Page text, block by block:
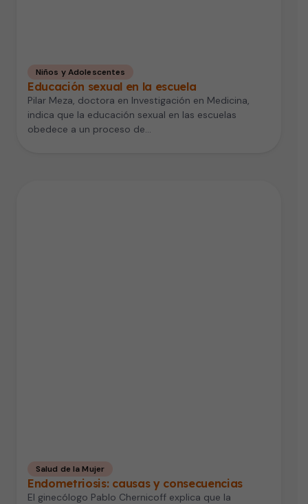
Niños y Adolescentes
Educación sexual en la escuela
Pilar Meza, doctora en Investigación en Medicina,
indica que la educación sexual en las escuelas
obedece a un proceso de…
Salud de la Mujer
Endometriosis: causas y consecuencias
El ginecólogo Pablo Chernicoff explica que la